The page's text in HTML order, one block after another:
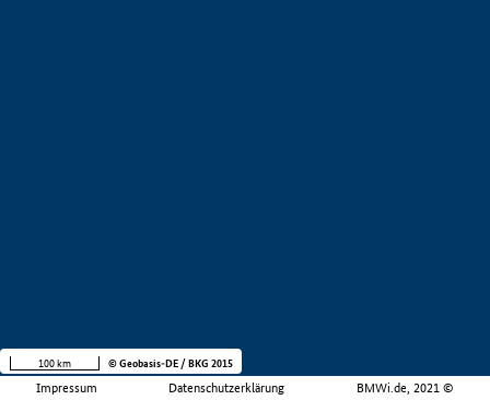
Impressum Datenschutzerklärung BMWi.de, 2021 ©
100 km © Geobasis-DE / BKG 2015